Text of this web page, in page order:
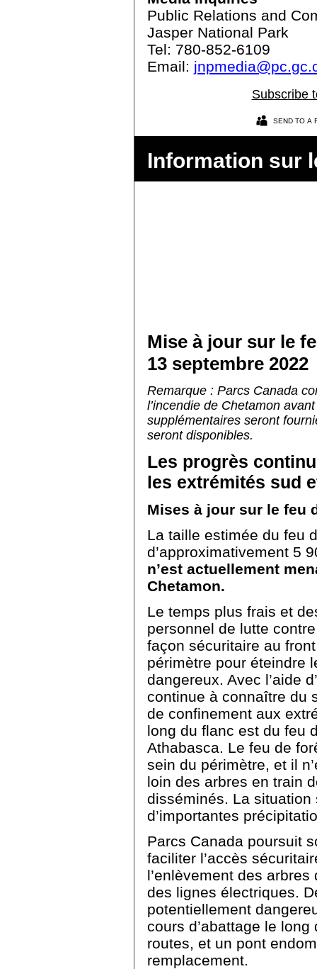
Public Relations and
Jasper National Park
Tel: 780-852-6109
Email:
Subscribe
SEND TO A
Information sur
Mise à jour sur le
13 septembre 2022
Remarque : Parcs Canada
l’incendie de Chetamon
supplémentaires seront
seront disponibles.
Les progrès
les extrémités sud
Mises à jour sur le feu
La taille estimée du feu
d’approximativement 5
n’est actuellement
Chetamon.
Le temps plus frais et
personnel de lutte
façon sécuritaire au
périmètre pour éteindre
dangereux. Avec l’aide
continue à connaître du
de confinement aux
long du flanc est du feu
Athabasca. Le feu de
sein du périmètre, et il
loin des arbres en train
disséminés. La situation
d’importantes
Parcs Canada poursuit
faciliter l’accès
l’enlèvement des
des lignes électriques.
potentiellement
cours d’abattage le
routes, et un pont
remplacement.